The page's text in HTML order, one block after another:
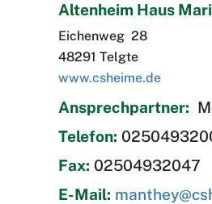
Altenheim Haus
Eichenweg 28
48291 Telgte
www.csheime.de
Ansprechpartner:
Telefon:
Fax: 02504932047
E-Mail: